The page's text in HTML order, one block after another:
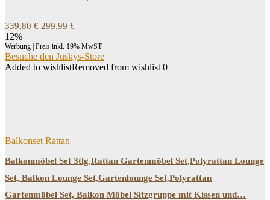
339,80€ Ursprünglicher
war:
339,80 €
299,99 €
ist:
299,99 €.
12%
Werbung | Preis inkl. 19% MwST.
Besuche den Juskys-Store
Added to wishlistRemoved from wishlist 0
Balkonset Rattan
Balkonmöbel Set 3tlg,Rattan Gartenmöbel Set,Polyrattan Lounge
Set, Balkon Lounge Set,Gartenlounge Set,Polyrattan
Gartenmöbel Set, Balkon Möbel Sitzgruppe mit Kissen und…